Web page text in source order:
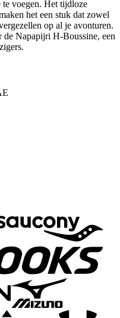
te voegen. Het tijdloze
het een stuk dat zowel
op al je avonturen.
de Napapijri H-Boussine, een